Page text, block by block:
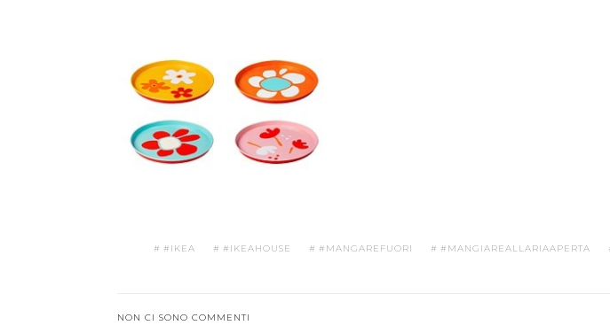
#IKEA #IKEAHOUSE #MANGAREFUORI #MANGIAREALLARIAAPERTA
NON CI SONO COMMENTI